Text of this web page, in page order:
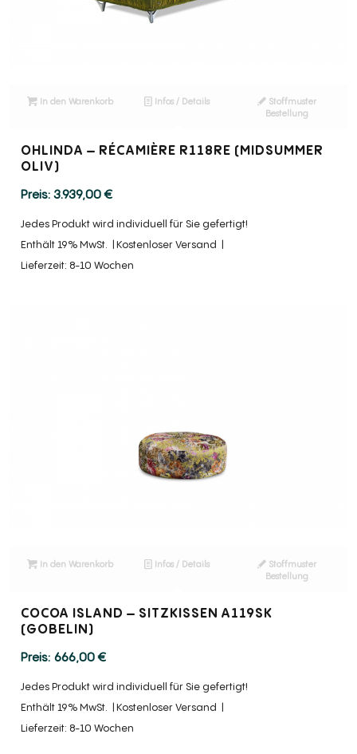
In den Warenkorb Infos / Details
Stoffmuster
Bestellung
OHLINDA – RÉCAMIÈRE R118RE (MIDSUMMER
OLIV)
3.939,00€
Jedes Produkt wird individuell für Sie gefertigt!
Enthält 19% MwSt.
Kostenloser Versand
Lieferzeit: 8-10 Wochen
In den Warenkorb Infos / Details
Stoffmuster
Bestellung
COCOA ISLAND – SITZKISSEN A119SK
(GOBELIN)
666,00€
Jedes Produkt wird individuell für Sie gefertigt!
Enthält 19% MwSt.
Kostenloser Versand
Lieferzeit: 8-10 Wochen